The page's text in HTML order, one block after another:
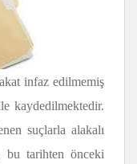
infaz edilmemiş
kaydedilmektedir.
suçlarla alakalı
bu tarihten önceki